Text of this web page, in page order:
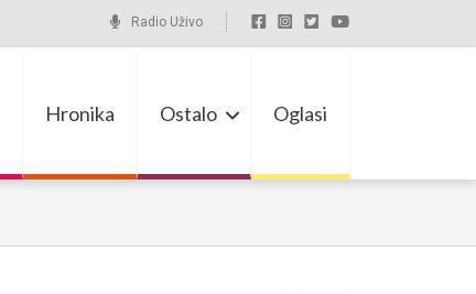
Radio Uživo
Hronika Ostalo Oglasi